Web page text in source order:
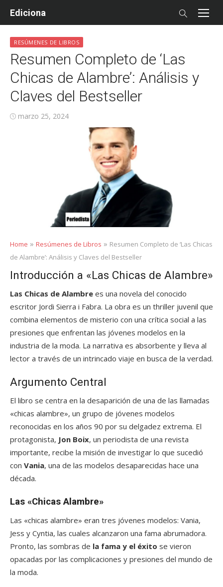
Ediciona
RESÚMENES DE LIBROS
Resumen Completo de ‘Las
Chicas de Alambre’: Análisis y
Claves del Bestseller
Posted
marzo 25, 2024
Home » Resúmenes de Libros » Resumen Completo de ‘Las Chicas
de Alambre’: Análisis y Claves del Bestseller
Introducción a «Las Chicas de Alambre»
Las Chicas de Alambre es una novela del conocido
escritor Jordi Sierra i Fabra. La obra es un thriller juvenil que
combina elementos de misterio con una crítica social a las
presiones que enfrentan las jóvenes modelos en la
industria de la moda. La narrativa es absorbente y lleva al
lector a través de un intrincado viaje en busca de la verdad.
Argumento Central
El libro se centra en la desaparición de una de las llamadas
«chicas alambre», un grupo de jóvenes modelos
reconocidas en los años 90 por su delgadez extrema. El
protagonista, Jon Boix, un periodista de una revista
importante, recibe la misión de investigar lo que sucedió
con Vania, una de las modelos desaparecidas hace una
década.
Las «Chicas Alambre»
Las «chicas alambre» eran tres jóvenes modelos: Vania,
Jess y Cyntia, las cuales alcanzaron una fama abrumadora.
Pronto, las sombras de la fama y el éxito se vieron
opacadas por las complicaciones y presiones del mundo de
la moda.